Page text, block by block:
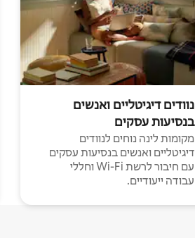
נוודים דיגיטליים ואנשים
בנסיעות עסקים
מקומות לינה נוחים לנוודים
דיגיטליים ואנשים בנסיעות עסקים
עם חיבור לרשת Wi-Fi וחללי
עבודה ייעודיים.